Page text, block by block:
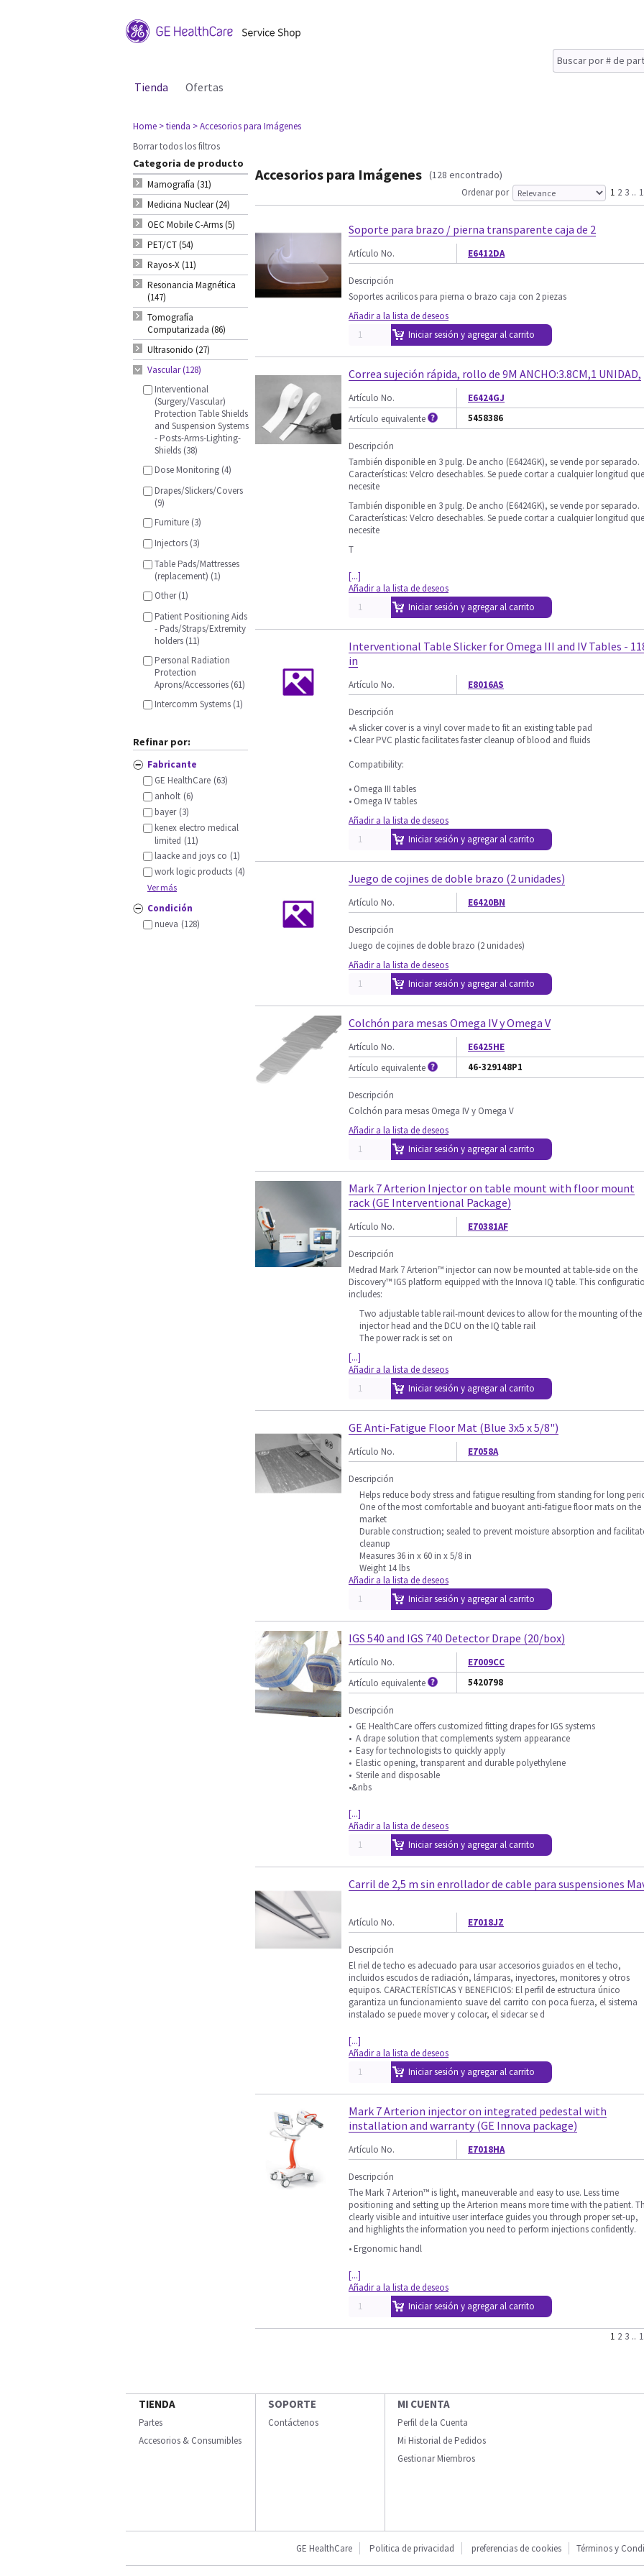
Tienda Ofertas
Home > tienda > Accesorios para Imágenes
Borrar todos los filtros
Categoria de producto
Mamografía (31)
Medicina Nuclear (24)
OEC Mobile C-Arms (5)
PET/CT (54)
Rayos-X (11)
Resonancia Magnética
(147)
Tomografía
Computarizada (86)
Ultrasonido (27)
Vascular (128)
Interventional
(Surgery/Vascular)
Protection Table Shields
and Suspension Systems
- Posts-Arms-Lighting-
Shields (38)
Dose Monitoring (4)
Drapes/Slickers/Covers
(9)
Furniture (3)
Injectors (3)
Table Pads/Mattresses
(replacement) (1)
Other (1)
Patient Positioning Aids
- Pads/Straps/Extremity
holders (11)
Personal Radiation
Protection
Aprons/Accessories (61)
Intercomm Systems (1)
Refinar por:
Fabricante
GE HealthCare (63)
anholt (6)
bayer (3)
kenex electro medical
limited (11)
laacke and joys co (1)
work logic products (4)
Ver más
Condición
nueva (128)
Accesorios para Imágenes (128 encontrado)
Ordenar por 1 2 3 ..
Soporte para brazo / pierna transparente caja de 2
Artículo No. E6412DA
Descripción
Soportes acrilicos para pierna o brazo caja con 2 piezas
Añadir a la lista de deseos
Iniciar sesión y agregar al carrito
Correa sujeción rápida, rollo de 9M ANCHO:3.8CM,1 UNIDAD,
Artículo No.
E6424GJ
Artículo equivalente
5458386
Descripción
También disponible en 3 pulg. De ancho (E6424GK), se vende por separado.
Características: Velcro desechables. Se puede cortar a cualquier longitud que
necesite
También disponible en 3 pulg. De ancho (E6424GK), se vende por separado.
Características: Velcro desechables. Se puede cortar a cualquier longitud que
necesite
T
[...]
Añadir a la lista de deseos
Iniciar sesión y agregar al carrito
Interventional Table Slicker for Omega III and IV Tables -
in
Artículo No. E8016AS
Descripción
•A slicker cover is a vinyl cover made to fit an existing table pad
• Clear PVC plastic facilitates faster cleanup of blood and fluids
Compatibility:
• Omega III tables
• Omega IV tables
Añadir a la lista de deseos
Iniciar sesión y agregar al carrito
Juego de cojines de doble brazo (2 unidades)
Artículo No. E6420BN
Descripción
Juego de cojines de doble brazo (2 unidades)
Añadir a la lista de deseos
Iniciar sesión y agregar al carrito
Colchón para mesas Omega IV y Omega V
Artículo No.
E6425HE
Artículo equivalente
46-329148P1
Descripción
Colchón para mesas Omega IV y Omega V
Añadir a la lista de deseos
Iniciar sesión y agregar al carrito
Mark 7 Arterion Injector on table mount with floor mount
rack (GE Interventional Package)
Artículo No. E70381AF
Descripción
Medrad Mark 7 Arterion™ injector can now be mounted at table-side on the
Discovery™ IGS platform equipped with the Innova IQ table. This
includes:
Two adjustable table rail-mount devices to allow for the mounting of the
injector head and the DCU on the IQ table rail
The power rack is set on
[...]
Añadir a la lista de deseos
Iniciar sesión y agregar al carrito
GE Anti-Fatigue Floor Mat (Blue 3x5 x 5/8")
Artículo No. E7058A
Descripción
Helps reduce body stress and fatigue resulting from standing for long
One of the most comfortable and buoyant anti-fatigue floor mats on the
market
Durable construction; sealed to prevent moisture absorption and
cleanup
Measures 36 in x 60 in x 5/8 in
Weight 14 lbs
Añadir a la lista de deseos
Iniciar sesión y agregar al carrito
IGS 540 and IGS 740 Detector Drape (20/box)
Artículo No.
E7009CC
Artículo equivalente
5420798
Descripción
• GE HealthCare offers customized fitting drapes for IGS systems
• A drape solution that complements system appearance
• Easy for technologists to quickly apply
• Elastic opening, transparent and durable polyethylene
• Sterile and disposable
•&nbs
[...]
Añadir a la lista de deseos
Iniciar sesión y agregar al carrito
Carril de 2,5 m sin enrollador de cable para suspensiones
Artículo No. E7018JZ
Descripción
El riel de techo es adecuado para usar accesorios guiados en el techo,
incluidos escudos de radiación, lámparas, inyectores, monitores y otros
equipos. CARACTERÍSTICAS Y BENEFICIOS: El perfil de estructura único
garantiza un funcionamiento suave del carrito con poca fuerza, el sistema
instalado se puede mover y colocar, el sidecar se d
[...]
Añadir a la lista de deseos
Iniciar sesión y agregar al carrito
Mark 7 Arterion injector on integrated pedestal with
installation and warranty (GE Innova package)
Artículo No. E7018HA
Descripción
The Mark 7 Arterion™ is light, maneuverable and easy to use. Less time
positioning and setting up the Arterion means more time with the patient.
clearly visible and intuitive user interface guides you through proper set-up,
and highlights the information you need to perform injections confidently.
• Ergonomic handl
[...]
Añadir a la lista de deseos
Iniciar sesión y agregar al carrito
1 2 3 ..
TIENDA
Partes
Accesorios & Consumibles
SOPORTE
Contáctenos
MI CUENTA
Perfil de la Cuenta
Mi Historial de Pedidos
Gestionar Miembros
GE HealthCare Politica de privacidad preferencias de cookies Términos y